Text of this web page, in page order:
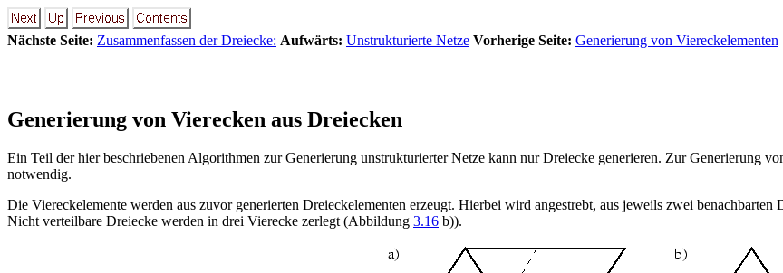
Nächste Seite: Zusammenfassen der Dreiecke: Aufwärts: Unstrukturierte Netze Vorherige Seite: Generierung von Viereckelementen
Generierung von Vierecken aus Dreiecken
Ein Teil der hier beschriebenen Algorithmen zur Generierung unstrukturierter Netze kann nur Dreiecke generieren. Zur Generierung
notwendig.
Die Viereckelemente werden aus zuvor generierten Dreieckelementen erzeugt. Hierbei wird angestrebt, aus jeweils zwei
Nicht verteilbare Dreiecke werden in drei Vierecke zerlegt (Abbildung 3.16 b)).